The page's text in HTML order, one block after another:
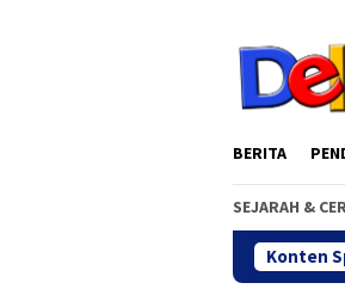
BERITA
SEJARAH &
Konten